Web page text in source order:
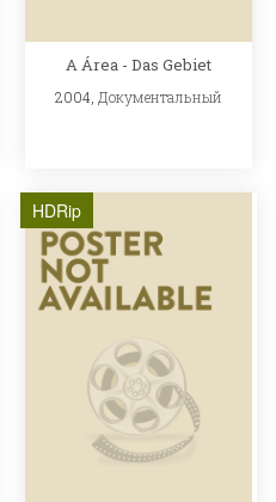
A Área - Das Gebiet
2004, Документальный
HDRip